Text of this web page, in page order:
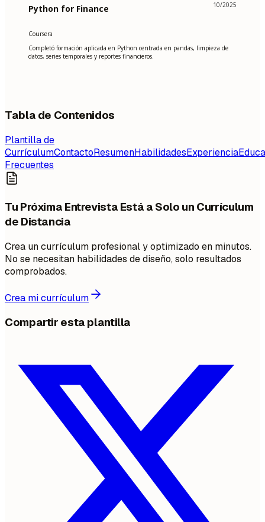
Python for Finance 10/2025
Coursera
Completó formación aplicada en Python centrada en pandas, limpieza de
datos, series temporales y reportes financieros.
Tabla de Contenidos
Plantilla de
CurrículumContactoResumenHabilidadesExperiencia
Frecuentes
Tu Próxima Entrevista Está a Solo un Currículum
de Distancia
Crea un currículum profesional y optimizado en minutos.
No se necesitan habilidades de diseño, solo resultados
comprobados.
Crea mi currículum
Compartir esta plantilla